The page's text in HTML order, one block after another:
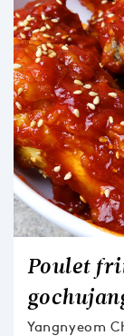
Poulet
Yangnyeom